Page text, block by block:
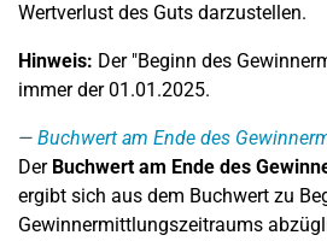
Wertverlust des Guts darzustellen.
Hinweis: Der "Beginn des
immer der 01.01.2025.
Buchwert am Ende des
Der Buchwert am Ende des
ergibt sich aus dem Buchwert zu
Gewinnermittlungszeitraums